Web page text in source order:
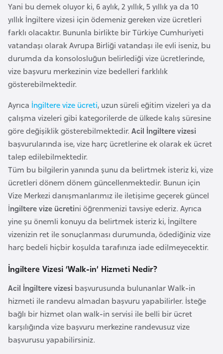
Yani bu demek oluyor ki, 6 aylık, 2 yıllık, 5 yıllık ya da 10
yıllık İngiltere vizesi için ödemeniz gereken vize ücretleri
farklı olacaktır. Bununla birlikte bir Türkiye Cumhuriyeti
vatandaşı olarak Avrupa Birliği vatandaşı ile evli iseniz, bu
durumda da konsolosluğun belirlediği vize ücretlerinde,
vize başvuru merkezinin vize bedelleri farklılık
gösterebilmektedir.
Ayrıca İngiltere vize ücreti, uzun süreli eğitim vizeleri ya da
çalışma vizeleri gibi kategorilerde de ülkede kalış süresine
göre değişiklik gösterebilmektedir. Acil İngiltere vizesi
başvurularında ise, vize harç ücretlerine ek olarak ek ücret
talep edilebilmektedir.
Tüm bu bilgilerin yanında şunu da belirtmek isteriz ki, vize
ücretleri dönem dönem güncellenmektedir. Bunun için
Vize Merkezi danışmanlarımız ile iletişime geçerek güncel
İngiltere vize ücretini öğrenmenizi tavsiye ederiz. Ayrıca
yine şu önemli konuyu da belirtmek isteriz ki, İngiltere
vizenizin ret ile sonuçlanması durumunda, ödediğiniz vize
harç bedeli hiçbir koşulda tarafınıza iade edilmeyecektir.
İngiltere Vizesi ‘Walk-in’ Hizmeti Nedir?
Acil İngiltere vizesi başvurusunda bulunanlar Walk-in
hizmeti ile randevu almadan başvuru yapabilirler. İsteğe
bağlı bir hizmet olan walk-in servisi ile belli bir ücret
karşılığında vize başvuru merkezine randevusuz vize
başvurusu yapabilirsiniz.
u
l
g
a
r
i
s
a
n
E
n
i
n
E
s
t
o